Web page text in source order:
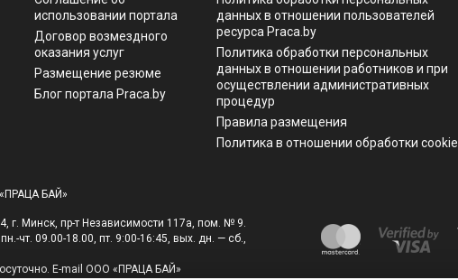
использовании портала
Договор возмездного
оказания услуг
Размещение резюме
Блог портала Praca.by
данных в отношении пользователей
ресурса Praca.by
Политикa обработки персональных
данных в отношении работников и при
осуществлении административных
процедур
Правила размещения
Политика в отношении обработки cookie
БАЙ»
г. Минск, пр-т Независимости 117а, пом. № 9.
чт. 09.00-18.00, пт. 9:00-16:45, вых. дн. — сб.,
E-mail ООО «ПРАЦА БАЙ»